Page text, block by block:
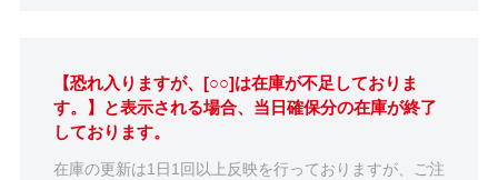
【恐れ入りますが、[○○]は在庫が不足しておりま
す。】と表示される場合、当日確保分の在庫が終了
しております。
在庫の更新は1日1回以上反映を行っておりますが、ご注